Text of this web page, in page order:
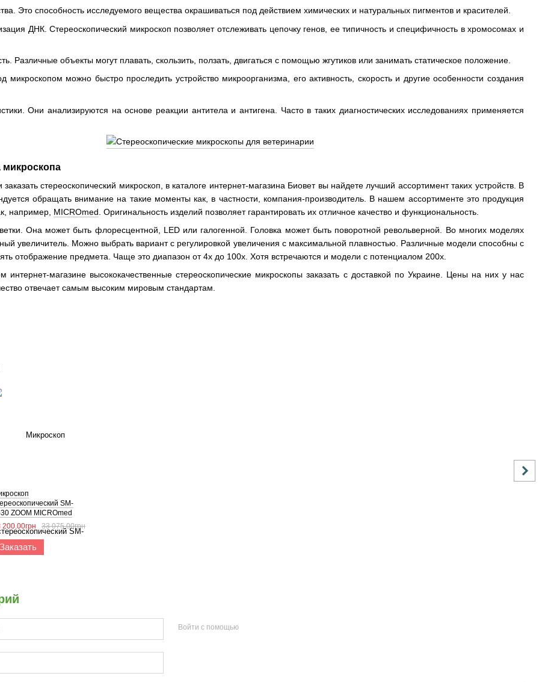
Это способность исследуемого вещества окрашиваться под действием химических и натуральных пигментов и красителей.
ДНК. Стереоскопический микроскоп позволяет отслеживать цепочку генов, ее типичность и специфичность в хромосомах и
Различные объекты могут плавать, скользить, ползать, двигаться с помощью жгутиков или занимать статическое положение.
микроскопом можно быстро проследить устройство микроорганизма, его активность, скорость и другие особенности создания
Они анализируются на основе реакции антитела и антигена. Часто в таких диагностических исследованиях применяется
стереоскопический микроскоп, в каталоге интернет-магазина Биовет вы найдете лучший ассортимент таких устройств. В
обращать внимание на такие моменты как, в частности, компания-производитель. В нашем ассортименте это продукция
например, MICROmed . Оригинальность изделий позволяет гарантировать их отличное качество и функциональность.
Она может быть флоресцентной, LED или галогенной. Головка может быть поворотной револьверной. Во многих моделях
увеличитель. Можно выбрать вариант с регулировкой увеличения с максимальной плавностью. Различные модели способны с
отображение предмета. Чаще это диапазон от 4x до 100x. Хотя встречаются и модели с потенциалом 200x.
магазине высококачественные стереоскопические микроскопы заказать с доставкой по Украине. Цены на них у нас
отвечает самым высоким мировым стандартам.
SM-
ZOOM MICROmed
200.00грн 33 075.00грн
Заказать
Войти с помощью